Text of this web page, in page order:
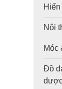
Nội
Móc
Đồ